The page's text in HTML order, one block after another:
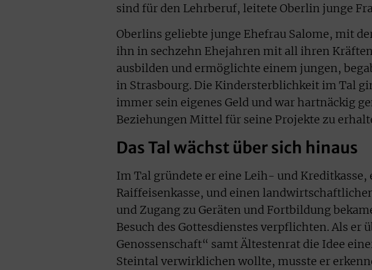
sind für den Lehrberuf, leitete Oberlin junge
Oberlins geliebte junge Ehefrau Salome, mit
ihn in sechzehn Ehejahren mit all ihren
ausbilden und ermöglichte einem jungen,
in Strasbourg. Die Kindersterblichkeit im Tal
immer sein eigenes Geld und war hartnäckig
Beziehungen Mittel für seine Projekte zu
Das Tal wächst über sich hinaus
Im Tal gründete er eine Leih- und Kreditkasse,
Raiffeisenkasse, und einen
und Zugang zu Geräten und Fortbildung
Besuch des Gottesdienstes verpflichten. Als er
Genossenschaft“ samt Ältestenrat die Idee
Steintal verwirklichen wollte, musste er